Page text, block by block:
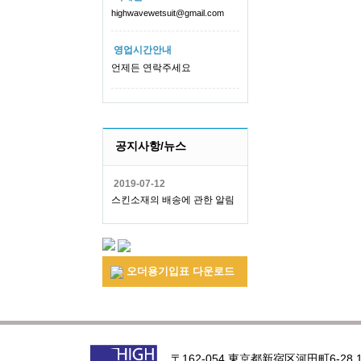
highwavewetsuit@gmail.com
영업시간안내
언제든 연락주세요
공지사항/뉴스
2019-07-12
스킨소재의 배송에 관한 알림
오더용기입표 다운로드